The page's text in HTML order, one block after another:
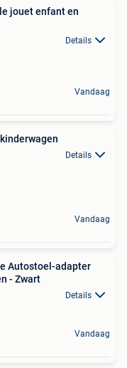
jouet enfant en
Details
Vandaag
Details
Vandaag
Autostoel-adapter
- Zwart
Details
Vandaag